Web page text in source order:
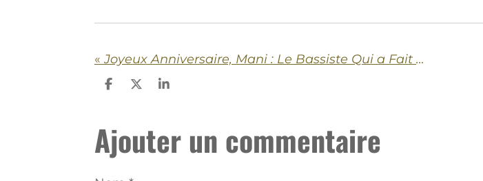
« Joyeux Anniversaire, Mani : Le Bassiste Qui a Fait Danser la Révolution "Madchester"
P
a
g
P
a
g
P
a
g
Ajouter un commentaire